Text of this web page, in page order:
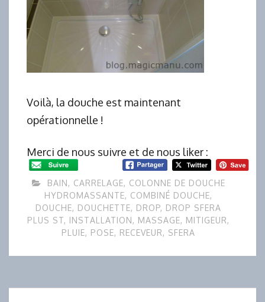
Voilà, la douche est maintenant
opérationnelle !
Merci de nous suivre et de nous liker :
BAIN, CARRELAGE, COLONNE DE DOUCHE
HYDROMASSANTE, COMBINÉ DOUCHE,
DOUCHE, DOUCHETTE, DROP, DROP SFERA
PLUS ST, INSTALLATION, MASSAGE, MITIGEUR,
PLUIE, POSE, RECEVEUR, SFERA